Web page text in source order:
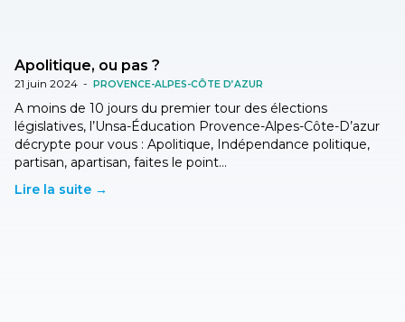
Apolitique, ou pas ?
21 juin 2024 - PROVENCE-ALPES-CÔTE D’AZUR
A moins de 10 jours du premier tour des élections
législatives, l’Unsa-Éducation Provence-Alpes-Côte-D’azur
décrypte pour vous : Apolitique, Indépendance politique,
partisan, apartisan, faites le point…
Lire la suite →